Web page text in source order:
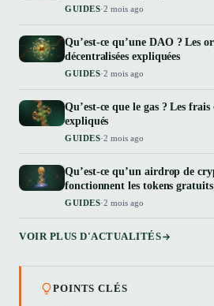
GUIDES·2 mois ago
Qu’est-ce qu’une DAO ? Les
décentralisées expliquées
GUIDES·2 mois ago
Qu’est-ce que le gas ? Les
expliqués
GUIDES·2 mois ago
Qu’est-ce qu’un airdrop de
fonctionnent les tokens gratuits
GUIDES·2 mois ago
VOIR PLUS D'ACTUALITÉS
POINTS CLÉS